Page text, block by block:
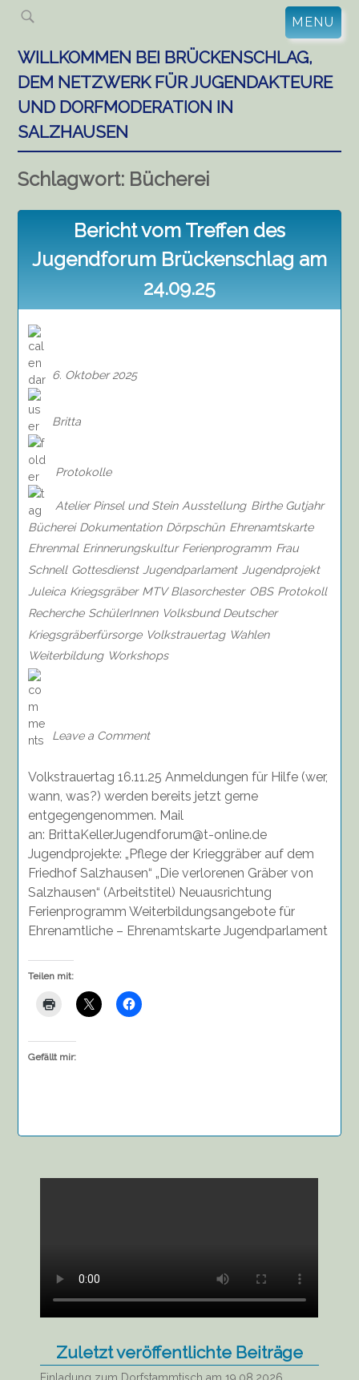
Skip
content
MENU
WILLKOMMEN BEI BRÜCKENSCHLAG,
DEM NETZWERK FÜR JUGENDAKTEURE
UND DORFMODERATION IN
SALZHAUSEN
Schlagwort: Bücherei
Bericht vom Treffen des
Jugendforum Brückenschlag am
24.09.25
6. Oktober 2025
Britta
Protokolle
Atelier Pinsel und Stein Ausstellung Birthe Gutjahr
Bücherei Dokumentation Dörpschün Ehrenamtskarte
Ehrenmal Erinnerungskultur Ferienprogramm Frau
Schnell Gottesdienst Jugendparlament Jugendprojekt
Juleica Kriegsgräber MTV Blasorchester OBS Protokoll
Recherche SchülerInnen Volksbund Deutscher
Kriegsgräberfürsorge Volkstrauertag Wahlen
Weiterbildung Workshops
Leave a Comment
des
Brückenschlag
am
24.09.25
Volkstrauertag 16.11.25 Anmeldungen für Hilfe (wer,
wann, was?) werden bereits jetzt gerne
entgegengenommen. Mail
an: BrittaKellerJugendforum@t-online.de
Jugendprojekte: „Pflege der Krieggräber auf dem
Friedhof Salzhausen“ „Die verlorenen Gräber von
Salzhausen“ (Arbeitstitel) Neuausrichtung
Ferienprogramm Weiterbildungsangebote für
Ehrenamtliche – Ehrenamtskarte Jugendparlament
Teilen mit:
Gefällt mir:
Zuletzt veröffentlichte Beiträge